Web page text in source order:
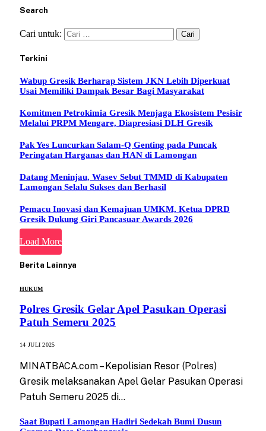
Search
Cari untuk:
Terkini
Wabup Gresik Berharap Sistem JKN Lebih Diperkuat
Usai Memiliki Dampak Besar Bagi Masyarakat
Komitmen Petrokimia Gresik Menjaga Ekosistem Pesisir
Melalui PRPM Mengare, Diapresiasi DLH Gresik
Pak Yes Luncurkan Salam-Q Genting pada Puncak
Peringatan Harganas dan HAN di Lamongan
Datang Meninjau, Wasev Sebut TMMD di Kabupaten
Lamongan Selalu Sukses dan Berhasil
Pemacu Inovasi dan Kemajuan UMKM, Ketua DPRD
Gresik Dukung Giri Pancasuar Awards 2026
Load More
Berita Lainnya
HUKUM
Polres Gresik Gelar Apel Pasukan Operasi
Patuh Semeru 2025
14 JULI 2025
MINATBACA.com – Kepolisian Resor (Polres)
Gresik melaksanakan Apel Gelar Pasukan Operasi
Patuh Semeru 2025 di…
Saat Bupati Lamongan Hadiri Sedekah Bumi Dusun